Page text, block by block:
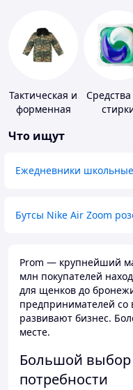
Тактическая и
форменная
Средства
Что ищут
Ежедневники школьные
Бутсы Nike Air Zoom
Prom — крупнейший
млн покупателей
для щенков до
предпринимателей со
развивают бизнес.
месте.
Большой
потребности